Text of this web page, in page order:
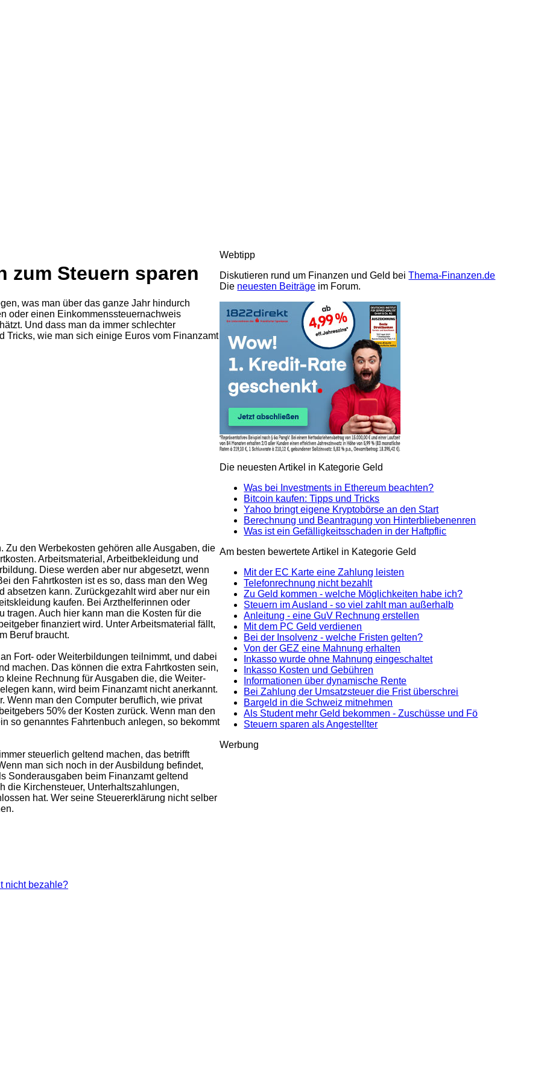
zum Steuern sparen
was man über das ganze Jahr hindurch
oder einen Einkommenssteuernachweis
Und dass man da immer schlechter
Tricks, wie man sich einige Euros vom Finanzamt
Zu den Werbekosten gehören alle Ausgaben, die
Arbeitsmaterial, Arbeitbekleidung und
Diese werden aber nur abgesetzt, wenn
den Fahrtkosten ist es so, dass man den Weg
absetzen kann. Zurückgezahlt wird aber nur ein
kaufen. Bei Arzthelferinnen oder
tragen. Auch hier kann man die Kosten für die
finanziert wird. Unter Arbeitsmaterial fällt,
Beruf braucht.
Fort- oder Weiterbildungen teilnimmt, und dabei
machen. Das können die extra Fahrtkosten sein,
kleine Rechnung für Ausgaben die, die Weiter-
kann, wird beim Finanzamt nicht anerkannt.
Wenn man den Computer beruflich, wie privat
50% der Kosten zurück. Wenn man den
so genanntes Fahrtenbuch anlegen, so bekommt
steuerlich geltend machen, das betrifft
man sich noch in der Ausbildung befindet,
Sonderausgaben beim Finanzamt geltend
die Kirchensteuer, Unterhaltszahlungen,
hat. Wer seine Steuererklärung nicht selber
nicht bezahle?
Webtipp
Diskutieren rund um Finanzen und Geld beiThema-Finanzen.de
Die neuesten Beiträge im Forum.
Die neuesten Artikel in Kategorie Geld
Was bei Investments in Ethereum beachten?
Bitcoin kaufen: Tipps und Tricks
Yahoo bringt eigene Kryptobörse an den Start
Berechnung und Beantragung von Hinterbliebenenren
Was ist ein Gefälligkeitsschaden in der Haftpflic
Am besten bewertete Artikel in Kategorie Geld
Mit der EC Karte eine Zahlung leisten
Telefonrechnung nicht bezahlt
Zu Geld kommen - welche Möglichkeiten habe ich?
Steuern im Ausland - so viel zahlt man außerhalb
Anleitung - eine GuV Rechnung erstellen
Mit dem PC Geld verdienen
Bei der Insolvenz - welche Fristen gelten?
Von der GEZ eine Mahnung erhalten
Inkasso wurde ohne Mahnung eingeschaltet
Inkasso Kosten und Gebühren
Informationen über dynamische Rente
Bei Zahlung der Umsatzsteuer die Frist überschrei
Bargeld in die Schweiz mitnehmen
Als Student mehr Geld bekommen - Zuschüsse und Fö
Steuern sparen als Angestellter
Werbung